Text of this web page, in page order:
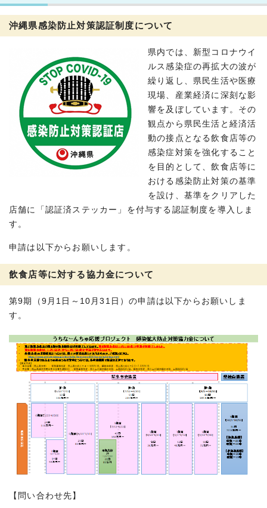
沖縄県感染防止対策認証制度について
県内では、新型コロナウイ
ルス感染症の再拡大の波が
繰り返し、県民生活や医療
現場、産業経済に深刻な影
響を及ぼしています。その
観点から県民生活と経済活
動の接点となる飲食店等の
感染症対策を強化すること
を目的として、飲食店等に
おける感染防止対策の基準
を設け、基準をクリアした
店舗に「認証済ステッカー」を付与する認証制度を導入しま
す。
申請は以下からお願いします。
飲食店等に対する協力金について
第9期（9月1日～10月31日）の申請は以下からお願いしま
す。
【問い合わせ先】